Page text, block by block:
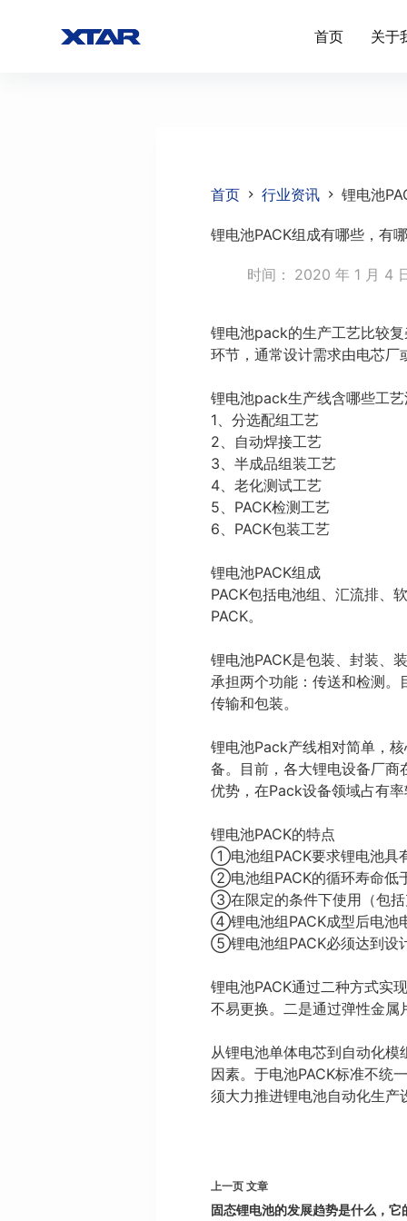
首页 关于
首页 行业资讯 锂电池
锂电池PACK组成有哪些，有
时间： 2020 年 1 月 4
锂电池pack的生产工艺比较
环节，通常设计需求由电芯
锂电池pack生产线含哪些工
1、分选配组工艺
2、自动焊接工艺
3、半成品组装工艺
4、老化测试工艺
5、PACK检测工艺
6、PACK包装工艺
锂电池PACK组成
PACK包括电池组、汇流排、
PACK。
锂电池PACK是包装、封装、
承担两个功能：传送和检测。
传输和包装。
锂电池Pack产线相对简单，
备。目前，各大锂电设备厂
优势，在Pack设备领域占有
锂电池PACK的特点
①电池组PACK要求锂电池具
②电池组PACK的循环寿命低
③在限定的条件下使用（包括
④锂电池组PACK成型后电池
⑤锂电池组PACK必须达到设
锂电池PACK通过二种方式实
不易更换。二是通过弹性金
从锂电池单体电芯到自动化
因素。于电池PACK标准不统
须大力推进锂电池自动化生产
上一页 文章
固态锂电池的发展趋势是什么，它